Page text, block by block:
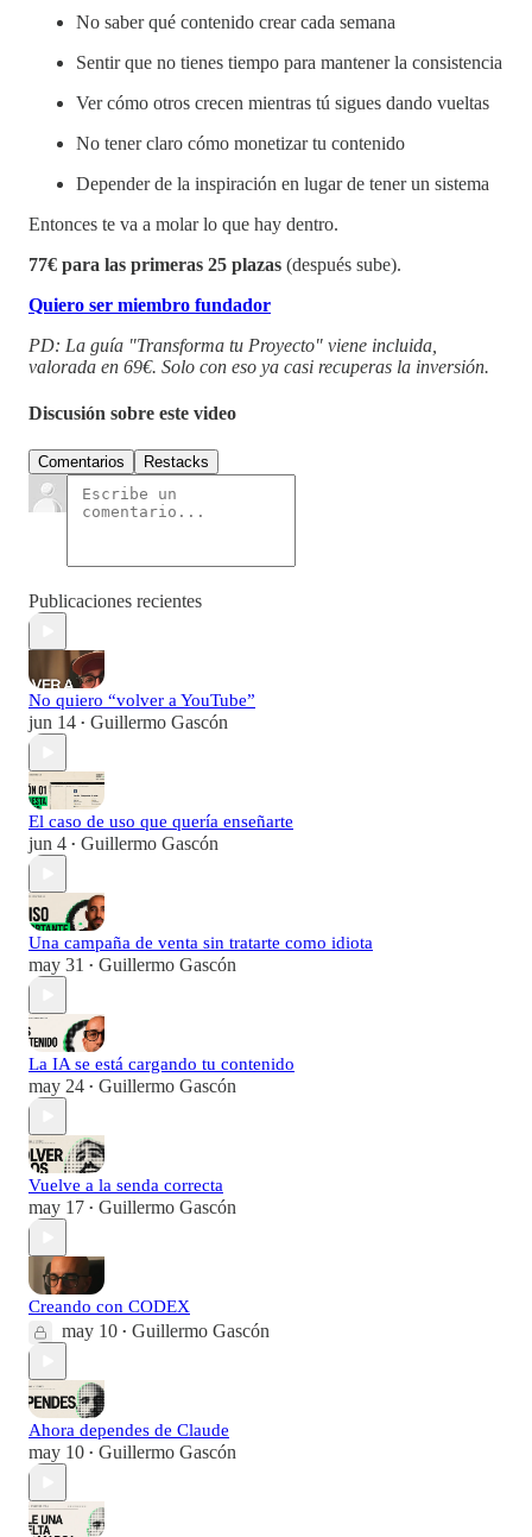
No saber qué contenido crear cada semana
Sentir que no tienes tiempo para mantener la consistencia
Ver cómo otros crecen mientras tú sigues dando vueltas
No tener claro cómo monetizar tu contenido
Depender de la inspiración en lugar de tener un sistema
Entonces te va a molar lo que hay dentro.
77€ para las primeras 25 plazas (después sube).
Quiero ser miembro fundador
PD: La guía "Transforma tu Proyecto" viene incluida,
valorada en 69€. Solo con eso ya casi recuperas la inversión.
Discusión sobre este video
Comentarios Restacks
Publicaciones recientes
No quiero “volver a YouTube”
jun 14 • Guillermo Gascón
El caso de uso que quería enseñarte
jun 4 • Guillermo Gascón
Una campaña de venta sin tratarte como idiota
may 31 • Guillermo Gascón
La IA se está cargando tu contenido
may 24 • Guillermo Gascón
Vuelve a la senda correcta
may 17 • Guillermo Gascón
Creando con CODEX
may 10 • Guillermo Gascón
Ahora dependes de Claude
may 10 • Guillermo Gascón